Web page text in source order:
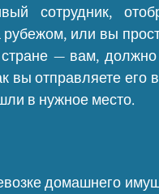
сотрудник,
рубежом, или вы
— вам, должно
вы отправляете его
в нужное место.
домашнего